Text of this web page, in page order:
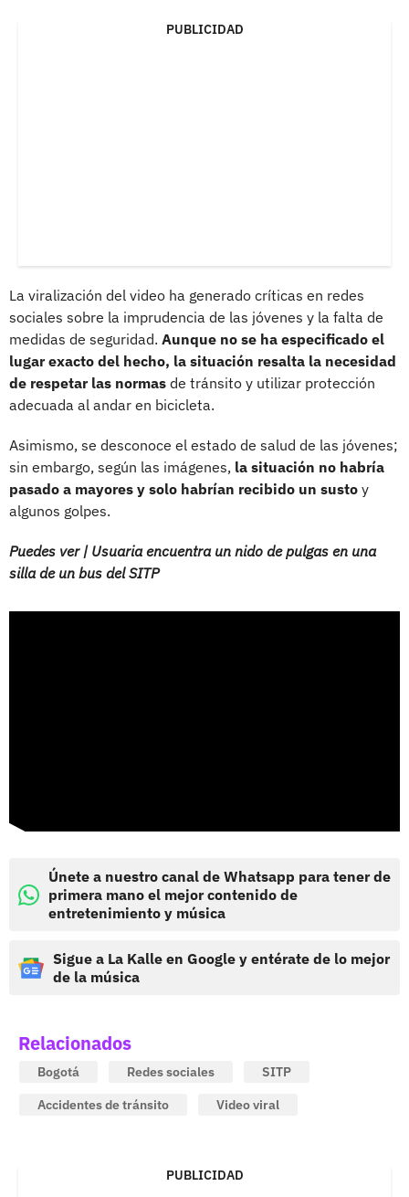
PUBLICIDAD
La viralización del video ha generado críticas en redes
sociales sobre la imprudencia de las jóvenes y la falta de
medidas de seguridad. Aunque no se ha especificado el
lugar exacto del hecho, la situación resalta la necesidad
de respetar las normas de tránsito y utilizar protección
adecuada al andar en bicicleta.
Asimismo, se desconoce el estado de salud de las jóvenes;
sin embargo, según las imágenes, la situación no habría
pasado a mayores y solo habrían recibido un susto y
algunos golpes.
Puedes ver | Usuaria encuentra un nido de pulgas en una
silla de un bus del SITP
Únete a nuestro canal de Whatsapp para tener de
primera mano el mejor contenido de
entretenimiento y música
Sigue a La Kalle en Google y entérate de lo mejor
de la música
Relacionados
Bogotá Redes sociales
SITP
Accidentes de tránsito
Video viral
PUBLICIDAD